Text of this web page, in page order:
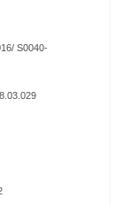
S0040-